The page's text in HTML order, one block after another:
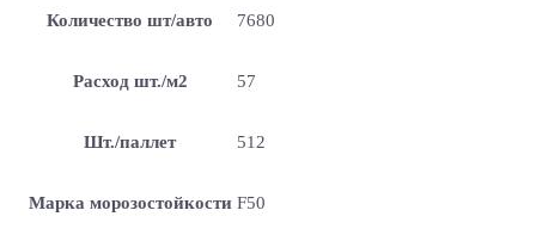
Количество шт/авто 7680
Расход шт./м2 57
Шт./паллет 512
Марка морозостойкости F50